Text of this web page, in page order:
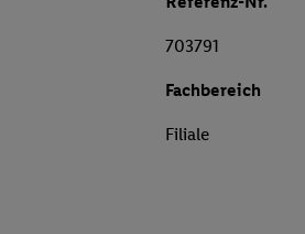
703791
Fachbereich
Filiale